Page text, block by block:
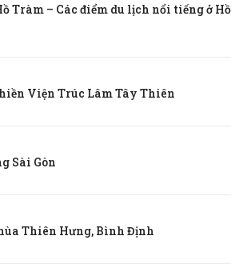
Tràm – Các điểm du lịch nổi tiếng ở Hồ
Viện Trúc Lâm Tây Thiên
Sài Gòn
Thiên Hưng, Bình Định